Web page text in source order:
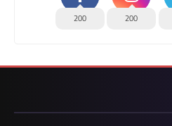
200
200